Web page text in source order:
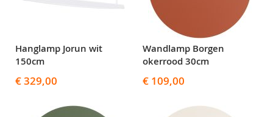
Hanglamp Jorun wit
150cm
€ 329,00
Wandlamp Borgen
okerrood 30cm
€ 109,00